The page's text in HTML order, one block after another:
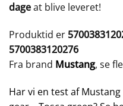
dageat blive leveret!
Produktid er
5700383120276
Fra brand Mustang, se
Har vi en test af